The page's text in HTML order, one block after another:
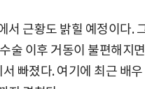
서 근황도 밝힐 예정이다.
술 이후 거동이 불편해지
빠졌다. 여기에 최근 배